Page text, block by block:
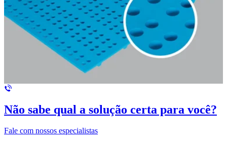
Não sabe qual a solução certa para você?
Fale com nossos especialistas